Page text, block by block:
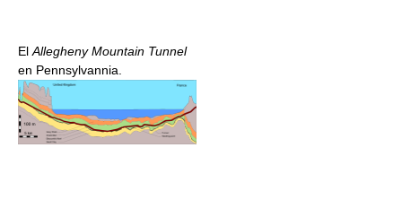
ElAllegheny Mountain Tunnel
en Pennsylvannia.